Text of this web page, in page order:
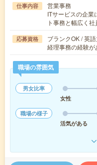
仕事内容
営業事務
ITサービスの企業
ト事務と幅広く
応募資格
ブランクOK / 英
経理事務の経験が
職場の雰囲気
男女比率
女性
職場の様子
活気がある